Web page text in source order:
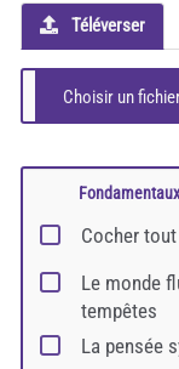
Téléverser
Cocher tout
Le monde
tempêtes
La pensée